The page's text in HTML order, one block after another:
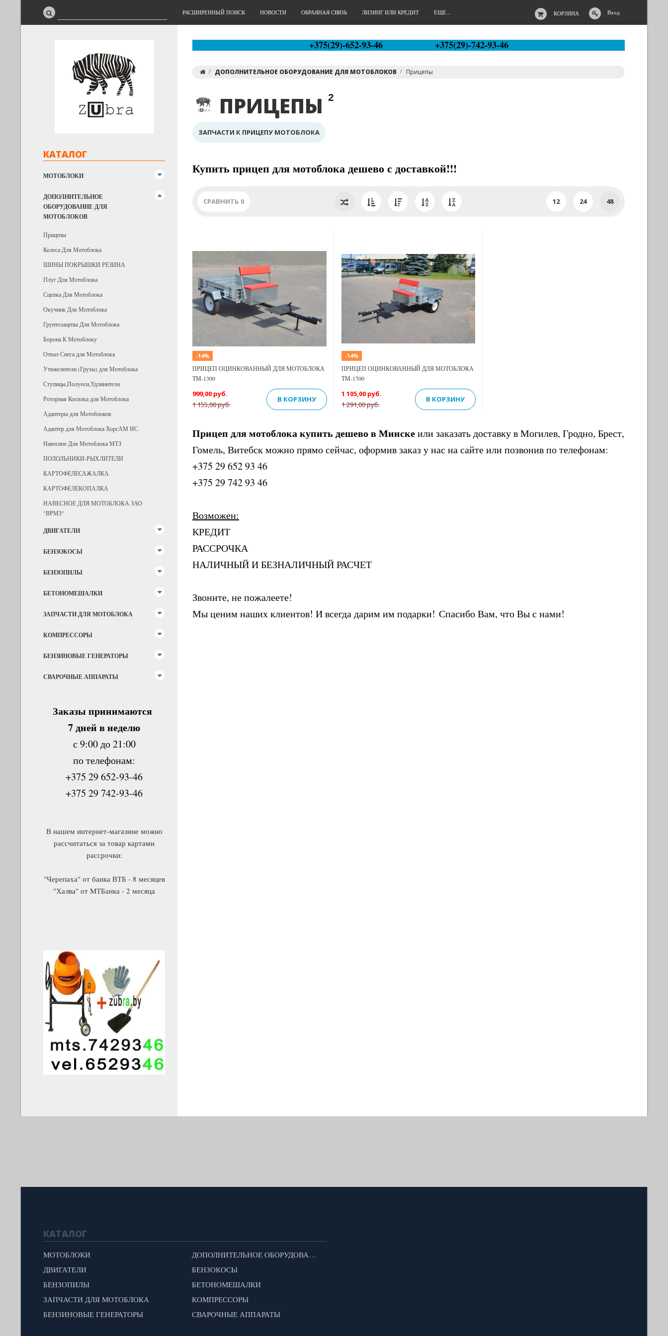
КОРЗИНА Вход
РАСШИРЕННЫЙ ПОИСК НОВОСТИ ОБРАЯНАЯ СВЯЗЬ ЛИЗИНГ ИЛИ КРЕДИТ ЕЩЕ...
КАТАЛОГ
МОТОБЛОКИ
ДОПОЛНИТЕЛЬНОЕ
ОБОРУДОВАНИЕ ДЛЯ
МОТОБЛОКОВ
Прицепы
Колеса Для Мотоблока
ШИНЫ ПОКРЫШКИ РЕЗИНА
Плуг Для Мотоблока
Сцепка Для Мотоблока
Окучник Для Мотоблока
Грунтозацепы Для Мотоблока
Борона К Мотоблоку
Отвал Снега для Мотоблока
Утяжелители (Грузы) для Мотоблока
Ступицы,Полуоси,Удлинители
Роторная Косилка для Мотоблока
Адаптеры для Мотоблоков
Адаптер для Мотоблока ХорсАМ ИС
Навесное Для Мотоблока МТЗ
ПОЛОЛЬНИКИ-РЫХЛИТЕЛИ
КАРТОФЕЛЕСАЖАЛКА
КАРТОФЕЛЕКОПАЛКА
НАВЕСНОЕ ДЛЯ МОТОБЛОКА ЗАО
"ВРМЗ"
ДВИГАТЕЛИ
БЕНЗОКОСЫ
БЕНЗОПИЛЫ
БЕТОНОМЕШАЛКИ
ЗАПЧАСТИ ДЛЯ МОТОБЛОКА
КОМПРЕССОРЫ
БЕНЗИНОВЫЕ ГЕНЕРАТОРЫ
СВАРОЧНЫЕ АППАРАТЫ
Заказы принимаются
7 дней в неделю
с 9:00 до 21:00
по телефонам:
+375 29 652-93-46
+375 29 742-93-46
В нашем интернет-магазине можно
рассчитаться за товар картами
рассрочки:
"Черепаха" от банка ВТБ - 8 месяцев
"Халва" от МТБанка - 2 месяца
+375(29)-652-93-46 +375(29)-742-93-46
ДОПОЛНИТЕЛЬНОЕ ОБОРУДОВАНИЕ ДЛЯ МОТОБЛОКОВ Прицепы
ПРИЦЕПЫ 2
ЗАПЧАСТИ К ПРИЦЕПУ МОТОБЛОКА
Купить прицеп для мотоблока дешево с доставкой!!!
СРАВНИТЬ 0 12 24 48
Previous
-14%
ПРИЦЕП ОЦИНКОВАННЫЙ ДЛЯ МОТОБЛОКА
ТМ-1300
1 155,00 руб.
999,00 руб.
В КОРЗИНУ
-14%
ПРИЦЕП ОЦИНКОВАННЫЙ ДЛЯ МОТОБЛОКА
ТМ-1700
1 291,00 руб.
1 105,00 руб.
В КОРЗИНУ
Прицеп для мотоблока купить дешево в Минскеили заказать доставку в Могилев, Гродно, Брест,
Гомель, Витебск можно прямо сейчас, оформив заказ у нас на сайте или позвонив по телефонам:
+375 29 652 93 46
+375 29 742 93 46
Возможен:
КРЕДИТ
РАССРОЧКА
НАЛИЧНЫЙ И БЕЗНАЛИЧНЫЙ РАСЧЕТ
Звоните, не пожалеете!
Мы ценим наших клиентов! И всегда дарим им подарки! Спасибо Вам, что Вы с нами!
КАТАЛОГ
МОТОБЛОКИ
ДОПОЛНИТЕЛЬНОЕ ОБОРУДОВАНИЕ ДЛЯ МОТОБЛОКОВ
ДВИГАТЕЛИ
БЕНЗОКОСЫ
БЕНЗОПИЛЫ
БЕТОНОМЕШАЛКИ
ЗАПЧАСТИ ДЛЯ МОТОБЛОКА
КОМПРЕССОРЫ
БЕНЗИНОВЫЕ ГЕНЕРАТОРЫ
СВАРОЧНЫЕ АППАРАТЫ